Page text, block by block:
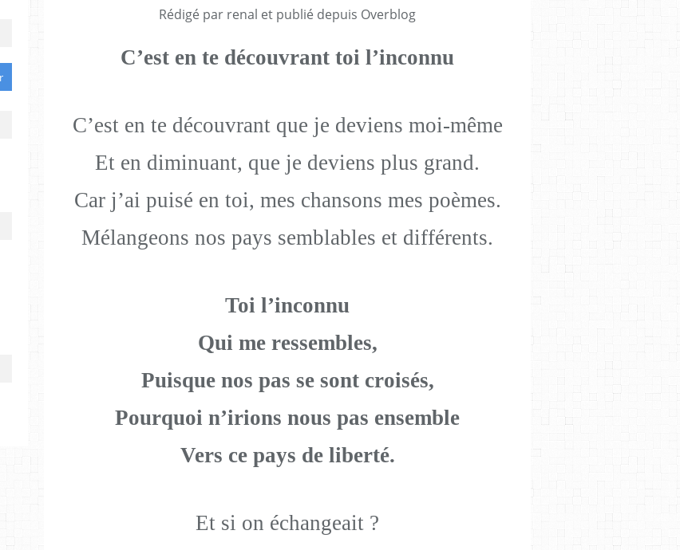
Rédigé par renal et publié depuis Overblog
C’est en te découvrant toi l’inconnu
C’est en te découvrant que je deviens moi-même
Et en diminuant, que je deviens plus grand.
Car j’ai puisé en toi, mes chansons mes poèmes.
Mélangeons nos pays semblables et différents.
Toi l’inconnu
Qui me ressembles,
Puisque nos pas se sont croisés,
Pourquoi n’irions nous pas ensemble
Vers ce pays de liberté.
Et si on échangeait ?